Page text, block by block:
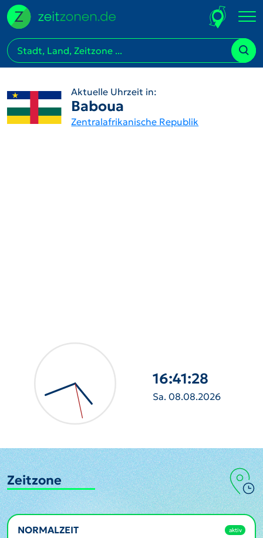
Aktuelle Uhrzeit in:
Baboua
Zentralafrikanische Republik
16:41:29
Sa. 08.08.2026
Zeitzone
NORMALZEIT aktiv